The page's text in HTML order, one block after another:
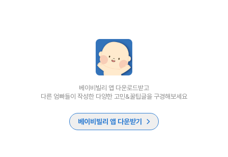
베이비빌리 앱 다운로드받고
다른 엄빠들이 작성한 다양한 고민&꿀팁글을 구경해보세요
베이비빌리 앱 다운받기